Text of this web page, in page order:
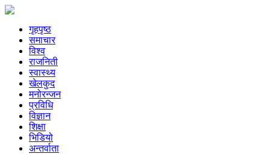
गृहपृष्ठ
समाचार
विश्व
राजनिती
स्वास्थ्य
खेलकुद
मनोरन्जन
प्रविधि
विज्ञान
शिक्षा
भिडियो
अन्तर्वाता